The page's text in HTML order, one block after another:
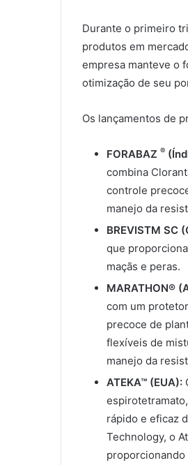
Durante o primeiro
produtos em
empresa manteve o
otimização de seu
Os lançamentos de
FORABAZ ®
combina
controle
manejo da
BREVISTM SC
que
maçãs e peras.
MARATHON®
com um
precoce de
flexíveis de
manejo da
ATEKA™ (EUA):
rápido e eficaz
Technology, o